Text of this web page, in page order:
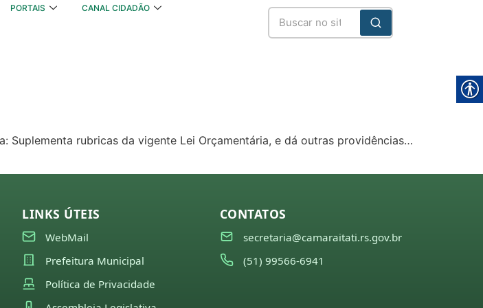
PORTAIS
CANAL CIDADÃO
Suplementa rubricas da vigente Lei Orçamentária, e dá outras providências…
LINKS ÚTEIS
WebMail
Prefeitura Municipal
Política de Privacidade
CONTATOS
secretaria@camaraitati.rs.gov.br
(51) 99566-6941